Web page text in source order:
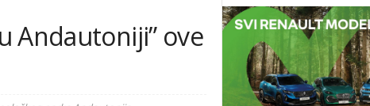
Andautoniji” ove